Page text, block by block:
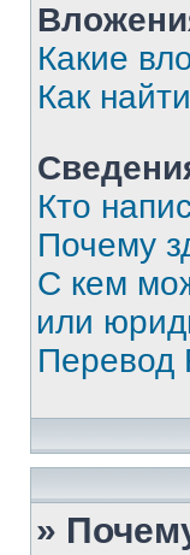
Какие
Как
Кто
Почему
С кем
или
Перевод
»